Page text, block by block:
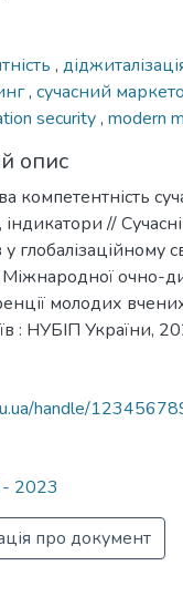
,
, сучасний
security, modern
опис
//
глобалізаційному
очно-
молодих
: НУБІП України,
handle/
2023
про документ